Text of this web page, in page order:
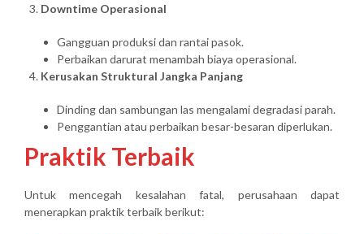
Downtime Operasional
Gangguan produksi dan rantai pasok.
Perbaikan darurat menambah biaya operasional.
Kerusakan Struktural Jangka Panjang
Dinding dan sambungan las mengalami degradasi parah.
Penggantian atau perbaikan besar-besaran diperlukan.
Praktik Terbaik
Untuk mencegah kesalahan fatal, perusahaan dapat
menerapkan praktik terbaik berikut: